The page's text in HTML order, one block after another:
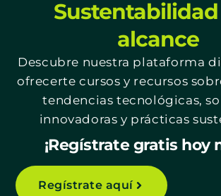
alcance
Descubre nuestra plataforma
ofrecerte cursos y recursos
tendencias tecnológicas,
innovadoras y prácticas
¡Regístrate gratis hoy
Regístrate aquí